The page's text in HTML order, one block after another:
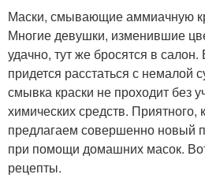
Маски, смывающие аммиачную
Многие девушки, изменившие
удачно, тут же бросятся в
придется расстаться с немалой
смывка краски не проходит без
химических средств.
предлагаем совершенно новый
при помощи домашних масок.
рецепты.